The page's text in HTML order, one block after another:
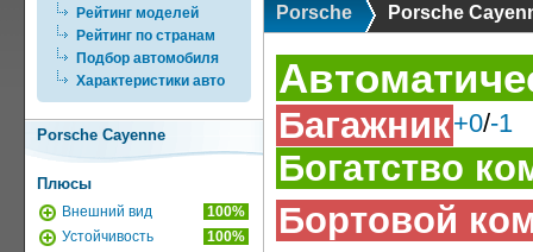
Рейтинг моделей
Рейтинг по странам
Подбор автомобиля
Характеристики авто
Porsche Cayenne
Плюсы
Внешний вид
100%
Устойчивость
100%
Porsche Porsche
Багажник+0/-1
Богатство
Бортовой